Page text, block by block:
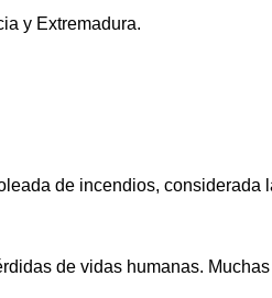
y Extremadura.
de incendios, considerada
de vidas humanas.